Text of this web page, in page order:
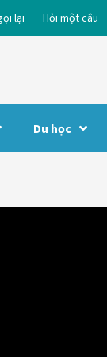
lại Hỏi một câu
Du học